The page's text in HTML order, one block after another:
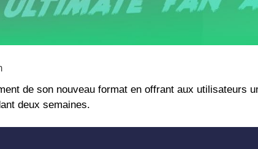
de son nouveau format en offrant aux utilisateurs
deux semaines.